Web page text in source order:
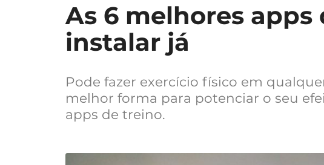
As 6 melhores
instalar já
Pode fazer exercício físico em
melhor forma para potenciar o seu
apps de treino.